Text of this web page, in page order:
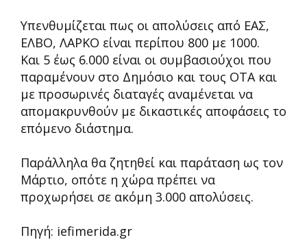
Υπενθυμίζεται πως οι απολύσεις από ΕΑΣ,
ΕΛΒΟ, ΛΑΡΚΟ είναι περίπου 800 με 1000.
Και 5 έως 6.000 είναι οι συμβασιούχοι που
παραμένουν στο Δημόσιο και τους ΟΤΑ και
με προσωρινές διαταγές αναμένεται να
απομακρυνθούν με δικαστικές αποφάσεις το
επόμενο διάστημα.
Παράλληλα θα ζητηθεί και παράταση ως τον
Μάρτιο, οπότε η χώρα πρέπει να
προχωρήσει σε ακόμη 3.000 απολύσεις.
Πηγή: iefimerida.gr